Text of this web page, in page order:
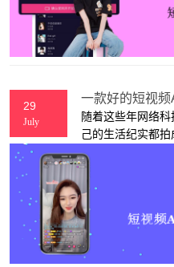
29
July
一款好的短视频
随着这些年网络
己的生活纪实都
己的快乐，而对
频app带来的巨大
准了，想要开发
发一款短视频app
方面的费用！下
大家一一介绍。